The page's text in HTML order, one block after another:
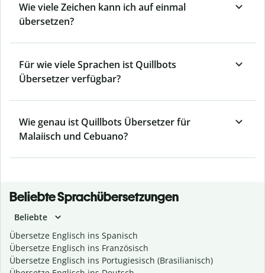
Wie viele Zeichen kann ich auf einmal
übersetzen?
Für wie viele Sprachen ist Quillbots
Übersetzer verfügbar?
Wie genau ist Quillbots Übersetzer für
Malaiisch und Cebuano?
Beliebte Sprachübersetzungen
Beliebte
Übersetze Englisch ins Spanisch
Übersetze Englisch ins Französisch
Übersetze Englisch ins Portugiesisch (Brasilianisch)